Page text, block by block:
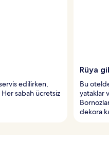
edilirken,
sabah ücretsiz
Rüya
Bu
yataklar
dekora